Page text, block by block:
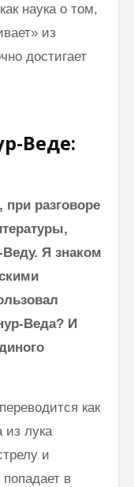
наука о том,
из
достигает
Веде:
разговоре
Я знаком
Веда? И
как
из лука
и
в
Почему
Дэв”